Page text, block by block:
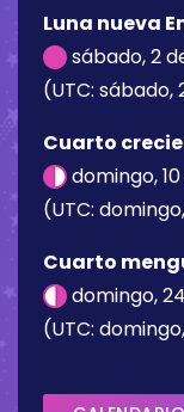
Luna nueva
sábado, 2
(UTC: sábado,
Cuarto
domingo,
(UTC:
Cuarto
domingo,
(UTC: